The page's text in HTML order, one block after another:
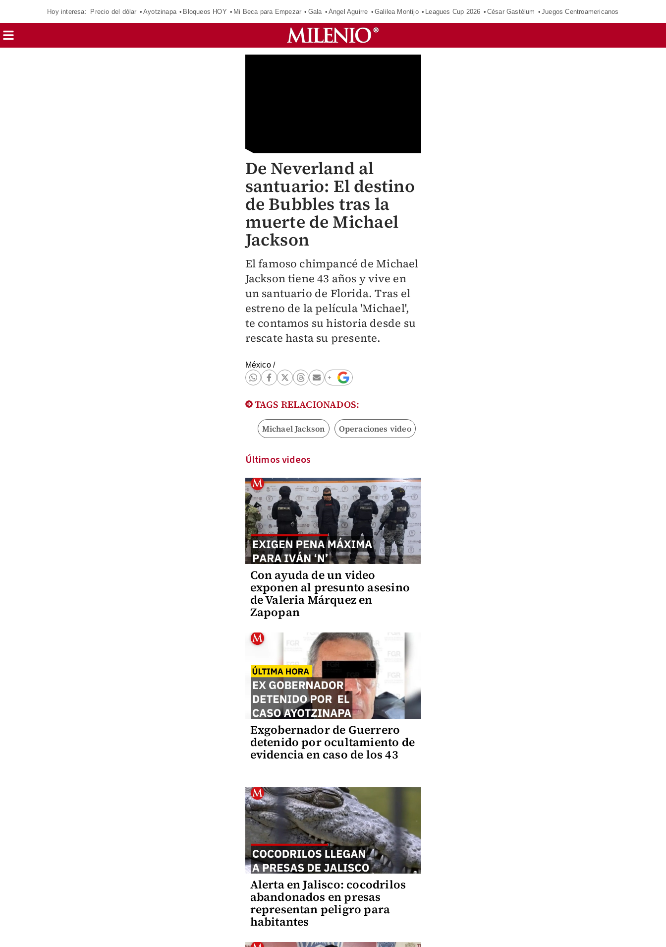
Hoy interesa: Precio del dólar Ayotzinapa Bloqueos HOY Mi Beca para Empezar Gala Ángel Aguirre Galilea Montijo Leagues Cup 2026 César Gastélum Juegos Centroamericanos
De Neverland al
santuario: El destino
de Bubbles tras la
muerte de Michael
Jackson
El famoso chimpancé de Michael
Jackson tiene 43 años y vive en
un santuario de Florida. Tras el
estreno de la película 'Michael',
te contamos su historia desde su
rescate hasta su presente.
México/
TAGS RELACIONADOS:
Michael Jackson Operaciones video
Últimos videos
Con ayuda de un video
exponen al presunto asesino
de Valeria Márquez en
Zapopan
Exgobernador de Guerrero
detenido por ocultamiento de
evidencia en caso de los 43
Alerta en Jalisco: cocodrilos
abandonados en presas
representan peligro para
habitantes